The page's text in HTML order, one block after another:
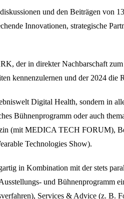
und den Beiträgen von
Innovationen, strategische
der in direkter Nachbarschaft
kennenzulernen und der 2024
Digital Health, sondern in
Bühnenprogramm oder auch
MEDICA TECH FORUM),
Technologies Show).
in Kombination mit der stets
und Bühnenprogramm
Services & Advice (z. B.